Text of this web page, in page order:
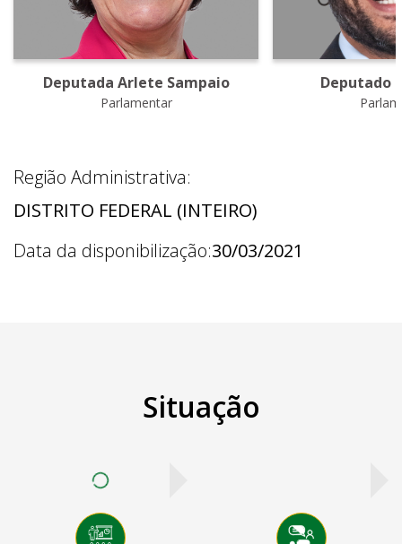
Deputada Arlete Sampaio
Parlamentar
Deputado
Região Administrativa:
DISTRITO FEDERAL (INTEIRO)
Data da disponibilização:30/03/2021
Situação